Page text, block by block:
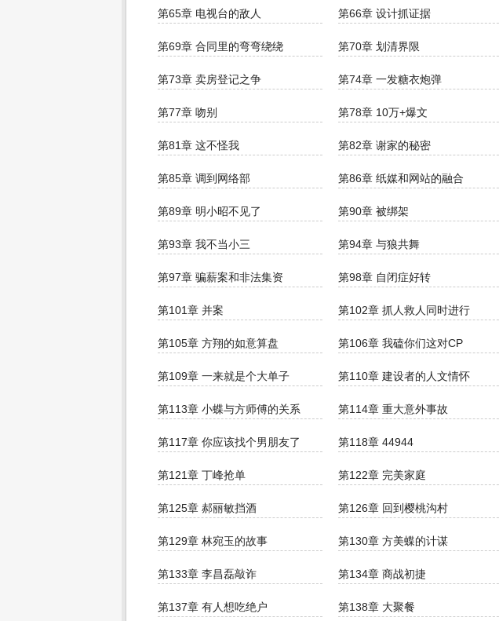
第65章 电视台的敌人 第66章 设计抓证据
第69章 合同里的弯弯绕绕 第70章 划清界限
第73章 卖房登记之争 第74章 一发糖衣炮弹
第77章 吻别 第78章 10万+爆文
第81章 这不怪我 第82章 谢家的秘密
第85章 调到网络部 第86章 纸媒和网站的融合
第89章 明小昭不见了 第90章 被绑架
第93章 我不当小三 第94章 与狼共舞
第97章 骗薪案和非法集资 第98章 自闭症好转
第101章 并案 第102章 抓人救人同时进行
第105章 方翔的如意算盘 第106章 我磕你们这对CP
第109章 一来就是个大单子 第110章 建设者的人文情怀
第113章 小蝶与方师傅的关系 第114章 重大意外事故
第117章 你应该找个男朋友了 第118章 44944
第121章 丁峰抢单 第122章 完美家庭
第125章 郝丽敏挡酒 第126章 回到樱桃沟村
第129章 林宛玉的故事 第130章 方美蝶的计谋
第133章 李昌磊敲诈 第134章 商战初捷
第137章 有人想吃绝户 第138章 大聚餐